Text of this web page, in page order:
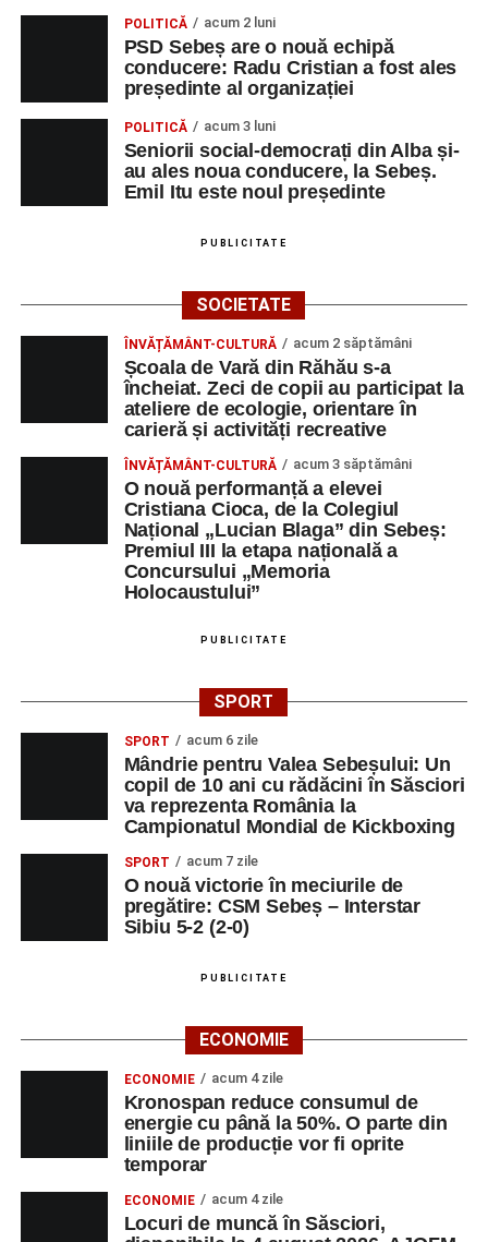
POLITICĂ acum 2 luni
PSD Sebeș are o nouă echipă
conducere: Radu Cristian a fost ales
președinte al organizației
POLITICĂ acum 3 luni
Seniorii social-democrați din Alba și-
au ales noua conducere, la Sebeș.
Emil Itu este noul președinte
PUBLICITATE
SOCIETATE
ÎNVĂȚĂMÂNT-CULTURĂ acum 2 săptămâni
Școala de Vară din Răhău s-a
încheiat. Zeci de copii au participat la
ateliere de ecologie, orientare în
carieră și activități recreative
ÎNVĂȚĂMÂNT-CULTURĂ acum 3 săptămâni
O nouă performanță a elevei
Cristiana Cioca, de la Colegiul
Național „Lucian Blaga” din Sebeș:
Premiul III la etapa națională a
Concursului „Memoria
Holocaustului”
PUBLICITATE
SPORT
SPORT acum 6 zile
Mândrie pentru Valea Sebeșului: Un
copil de 10 ani cu rădăcini în Săsciori
va reprezenta România la
Campionatul Mondial de Kickboxing
SPORT acum 7 zile
O nouă victorie în meciurile de
pregătire: CSM Sebeș – Interstar
Sibiu 5-2 (2-0)
PUBLICITATE
ECONOMIE
ECONOMIE acum 4 zile
Kronospan reduce consumul de
energie cu până la 50%. O parte din
liniile de producție vor fi oprite
temporar
ECONOMIE acum 4 zile
Locuri de muncă în Săsciori,